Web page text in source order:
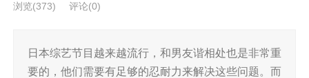
浏览(373) 评论(0)
日本综艺节目越来越流行，和男友谐相处也是非常重
要的，他们需要有足够的忍耐力来解决这些问题。而